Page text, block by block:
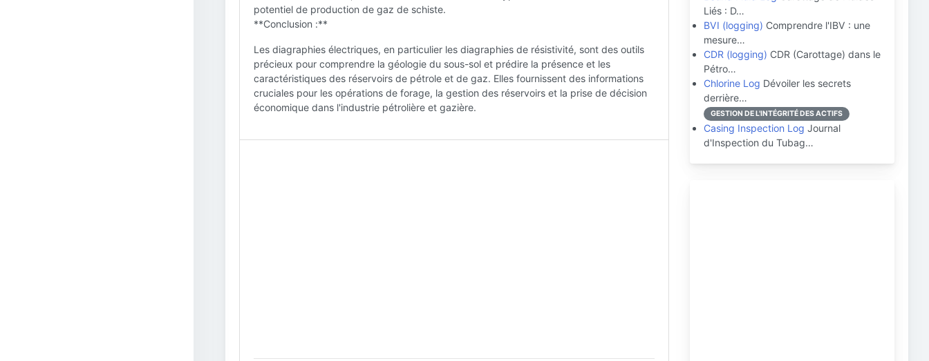
potentiel de production de gaz de schiste.
**Conclusion :**
Les diagraphies électriques, en particulier les diagraphies de résistivité, sont des outils
précieux pour comprendre la géologie du sous-sol et prédire la présence et les
caractéristiques des réservoirs de pétrole et de gaz. Elles fournissent des informations
cruciales pour les opérations de forage, la gestion des réservoirs et la prise de décision
économique dans l'industrie pétrolière et gazière.
Liés : D…
BVI (logging) Comprendre l'IBV : une
mesure…
CDR (logging) CDR (Carottage) dans le
Pétro…
Chlorine Log Dévoiler les secrets
derrière…
GESTION DE L'INTÉGRITÉ DES ACTIFS
Casing Inspection Log Journal
d'Inspection du Tubag…